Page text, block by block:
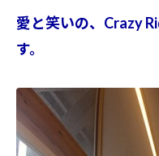
愛と笑いの、Crazy
す。